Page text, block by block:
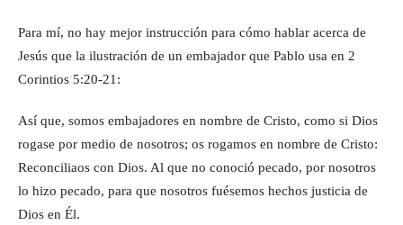
Para mí, no hay mejor instrucción para cómo hablar acerca de
Jesús que la ilustración de un embajador que Pablo usa en 2
Corintios 5:20-21:
Así que, somos embajadores en nombre de Cristo, como si Dios
rogase por medio de nosotros; os rogamos en nombre de Cristo:
Reconciliaos con Dios. Al que no conoció pecado, por nosotros
lo hizo pecado, para que nosotros fuésemos hechos justicia de
Dios en Él.